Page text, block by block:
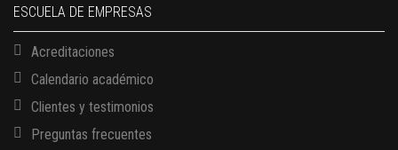
ESCUELA DE EMPRESAS
Acreditaciones
Calendario académico
Clientes y testimonios
Preguntas frecuentes